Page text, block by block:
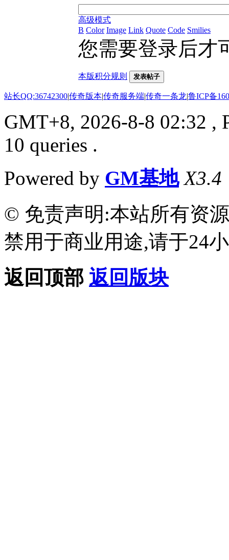
高级模式
B Color Image Link Quote Code Smilies
您需要登录后才
本版积分规则 发表帖子
站长QQ:36742300|传奇版本|传奇服务端|传奇一条龙|鲁ICP备
GMT+8, 2026-8-8 02:32 ,
10 queries .
Powered by GM基地 X3.4
© 免责声明:本站所有资
禁用于商业用途,请于24
返回顶部 返回版块